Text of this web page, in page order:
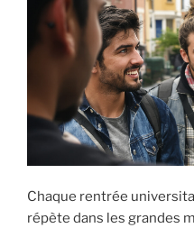
Chaque rentrée
répète dans les grandes